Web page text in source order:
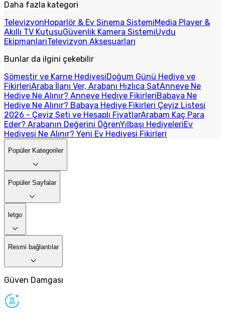
Daha fazla kategori
TelevizyonHoparlör & Ev Sinema SistemiMedia Player &
Akıllı TV KutusuGüvenlik Kamera SistemiUydu
EkipmanlarıTelevizyon Aksesuarları
Bunlar da ilgini çekebilir
Sömestir ve Karne HediyesiDoğum Günü Hediye ve
FikirleriAraba İlanı Ver, Arabanı Hızlıca SatAnneye Ne
Hediye Ne Alınır? Anneye Hediye FikirleriBabaya Ne
Hediye Ne Alınır? Babaya Hediye Fikirleri Çeyiz Listesi
2026 - Çeyiz Seti ve Hesaplı FiyatlarArabam Kaç Para
Eder? Arabanın Değerini ÖğrenYılbaşı HediyeleriEv
Hediyesi Ne Alınır? Yeni Ev Hediyesi Fikirleri
Popüler Kategoriler
Popüler Sayfalar
letgo
Resmi bağlantılar
Güven Damgası